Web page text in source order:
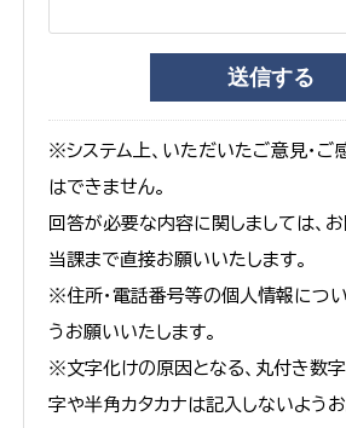
※システム上、いただいたご意見・ご
はできません。
回答が必要な内容に関しましては、
当課まで直接お願いいたします。
※住所・電話番号等の個人情報につ
うお願いいたします。
※文字化けの原因となる、丸付き数
字や半角カタカナは記入しないようお